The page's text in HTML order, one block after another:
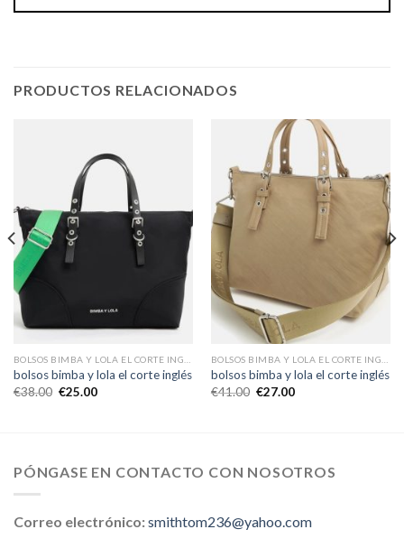
PRODUCTOS RELACIONADOS
bolsos bimba y lola el corte inglés
€38.00 €25.00
bolsos bimba y lola el corte inglés
€41.00 €27.00
PÓNGASE EN CONTACTO CON NOSOTROS
Correo electrónico:smithtom236@yahoo.com